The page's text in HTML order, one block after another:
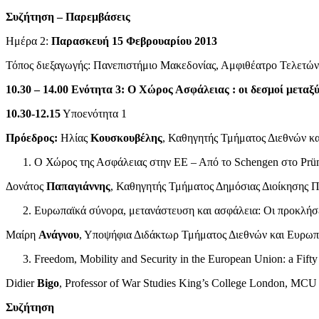
Συζήτηση – Παρεμβάσεις
Ημέρα 2: Παρασκευή 15 Φεβρουαρίου 2013
Τόπος διεξαγωγής: Πανεπιστήμιο Μακεδονίας, Αμφιθέατρο Τελετών
10.30 – 14.00 Ενότητα 3: Ο Χώρος Ασφάλειας : οι δεσμοί
10.30-12.15Υποενότητα 1
Πρόεδρος: Ηλίας Κουσκουβέλης, Καθηγητής Τμήματος Διεθνών
Ο Χώρος της Ασφάλειας στην ΕΕ – Από το Schengen στο
Δονάτος Παπαγιάννης, Καθηγητής Τμήματος Δημόσιας Διοίκησης
Ευρωπαϊκά σύνορα, μετανάστευση και ασφάλεια: Οι
Μαίρη Ανάγνου, Υποψήφια Διδάκτωρ Τμήματος Διεθνών και
Freedom, Mobility and Security in the European Union: a
DidierBigo, Professor of War Studies King’s College London,
Συζήτηση